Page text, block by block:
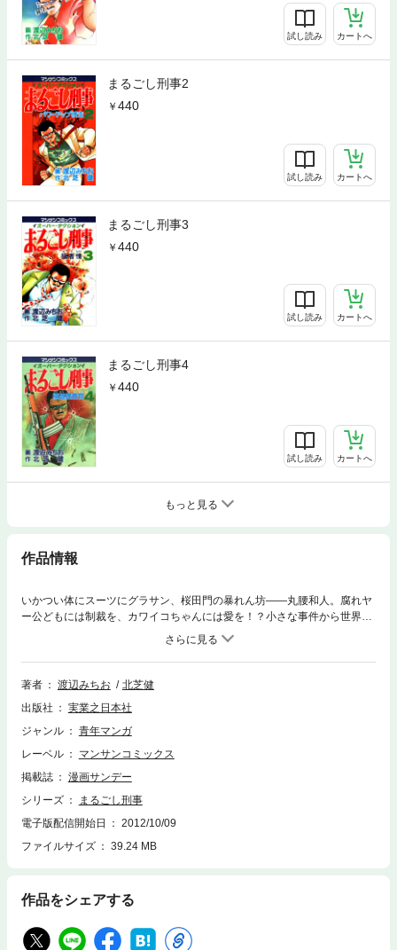
試し読み カートへ
まるごし刑事2
440
試し読み カートへ
まるごし刑事3
440
試し読み カートへ
まるごし刑事4
440
試し読み カートへ
もっと見る
作品情報
いかつい体にスーツにグラサン、桜田門の暴れん坊――丸腰和人。腐れヤ
ー公どもには制裁を、カワイコちゃんには愛を！？小さな事件から世界を
舞台にした国際事件まで、まるごしの怒りの鉄拳が背後にうごめく巨悪を
容赦なくブッ潰す！！五十路次長とタッグを組んで痛快無比のバイオレン
スアクション！！
著者
渡辺みちお
北芝健
出版社
実業之日本社
ジャンル
青年マンガ
レーベル
マンサンコミックス
掲載誌
漫画サンデー
シリーズ
まるごし刑事
電子版配信開始日
2012/10/09
ファイルサイズ
39.24 MB
作品をシェアする